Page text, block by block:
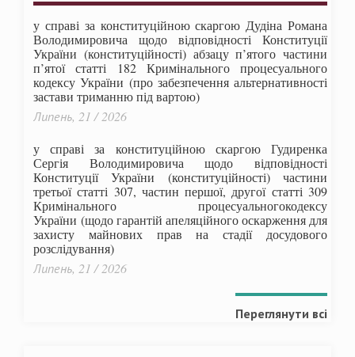
у справі за конституційною скаргою Дудіна Романа
Володимировича щодо відповідності Конституції
України (конституційності) абзацу п’ятого частини
п’ятої статті 182 Кримінального процесуального
кодексу України (про забезпечення альтернативності
застави триманню під вартою)
Липень, 21 / 2026
у справі за конституційною скаргою Гудиренка
Сергія Володимировича щодо відповідності
Конституції України (конституційності) частини
третьої статті 307, частин першої, другої статті 309
Кримінального процесуальногокодексу
України (щодо гарантій апеляційного оскарження для
захисту майнових прав на стадії досудового
розслідування)
Липень, 21 / 2026
Переглянути всі